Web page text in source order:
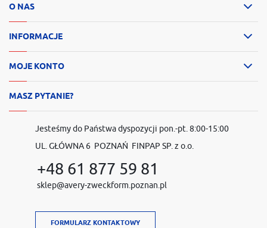
O NAS
INFORMACJE
MOJE KONTO
MASZ PYTANIE?
Jesteśmy do Państwa dyspozycji pon.-pt. 8:00-15:00
UL. GŁÓWNA 6 POZNAŃ FINPAP SP. z o.o.
+48 61 877 59 81
sklep@avery-zweckform.poznan.pl
FORMULARZ KONTAKTOWY